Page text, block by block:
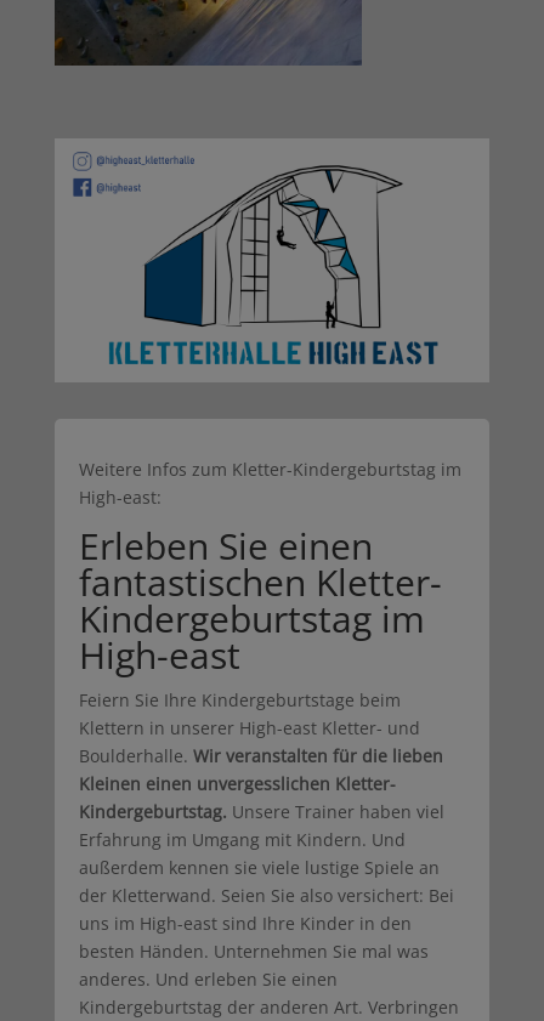
Weitere Infos zum Kletter-Kindergeburtstag im
High-east:
Erleben Sie einen
fantastischen Kletter-
Kindergeburtstag im
High-east
Feiern Sie Ihre Kindergeburtstage beim
Klettern in unserer High-east Kletter- und
Boulderhalle. Wir veranstalten für die lieben
Kleinen einen unvergesslichen Kletter-
Kindergeburtstag. Unsere Trainer haben viel
Erfahrung im Umgang mit Kindern. Und
außerdem kennen sie viele lustige Spiele an
der Kletterwand. Seien Sie also versichert: Bei
uns im High-east sind Ihre Kinder in den
besten Händen. Unternehmen Sie mal was
anderes. Und erleben Sie einen
Kindergeburtstag der anderen Art. Verbringen